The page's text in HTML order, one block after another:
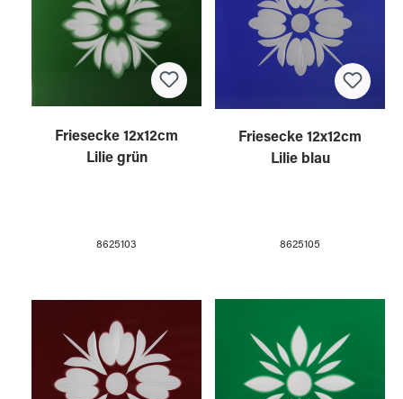
Friesecke 12x12cm
Lilie grün
8625103
Friesecke 12x12cm
Lilie blau
8625105